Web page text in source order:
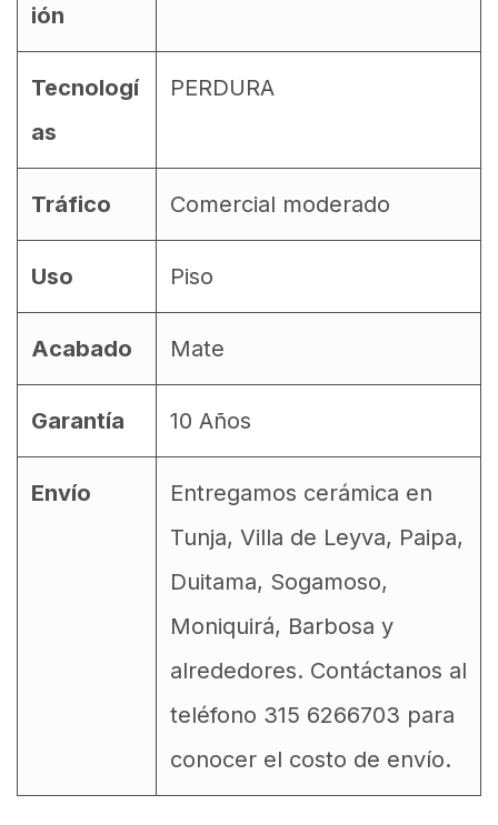
ión
Tecnologí
as
PERDURA
Tráfico Comercial moderado
Uso Piso
Acabado Mate
Garantía 10 Años
Envío
Entregamos cerámica en
Tunja, Villa de Leyva, Paipa,
Duitama, Sogamoso,
Moniquirá, Barbosa y
alrededores. Contáctanos al
teléfono 315 6266703 para
conocer el costo de envío.